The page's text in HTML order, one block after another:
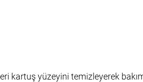
yüzeyini temizleyerek bakım